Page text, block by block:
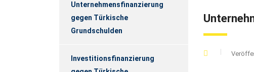
Unternehmensfinanzierung
gegen Türkische
Grundschulden
Investitionsfinanzierung